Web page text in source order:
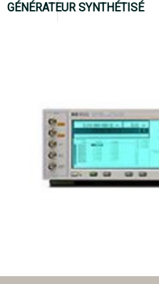
GÉNÉRATEUR SYNTHÉTISÉ